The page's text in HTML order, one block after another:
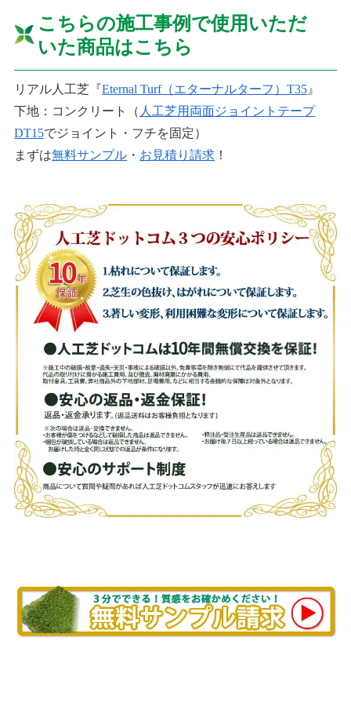
こちらの施工事例で使用いただ
いた商品はこちら
リアル人工芝『Eternal Turf（エターナルターフ）T35』
下地：コンクリート（ 人工芝用両面ジョイントテープ
DT15でジョイント・フチを固定）
まずは無料サンプル ・ お見積り請求 ！